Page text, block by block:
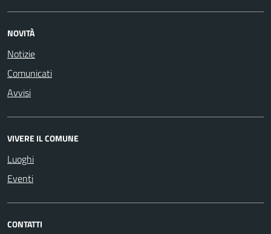
NOVITÀ
Notizie
Comunicati
Avvisi
VIVERE IL COMUNE
Luoghi
Eventi
CONTATTI